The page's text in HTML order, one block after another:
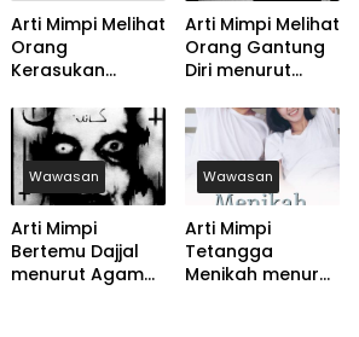
Arti Mimpi Melihat
Orang
Kerasukan
Psikologi dan
Primbon Jawa
Arti Mimpi Melihat
Orang Gantung
Diri menurut
dan Primbon
Jawa
Wawasan
Arti Mimpi
Bertemu Dajjal
menurut Agama,
Wawasan
Arti Mimpi
Tetangga
Menikah menurut